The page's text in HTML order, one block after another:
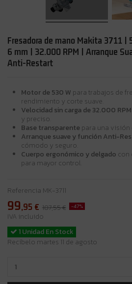
Fresadora de mano Makita 3711 |
6 mm | 32.000 RPM | Arranque
Anti-Restart
Motor de 530 W para trabajos de
rendimiento y corte suave.
Velocidad sin carga de 32.000 RPM
y preciso.
Base transparente para una visión
Arranque suave y función Anti-
cómodo y seguro.
Cuerpo ergonómico y delgado con
para mayor control.
Referencia MK-3711
99,95 € 187,55 € -47%
IVA incluido
1 Unidad En Stock
Recíbelo martes 11 de agosto